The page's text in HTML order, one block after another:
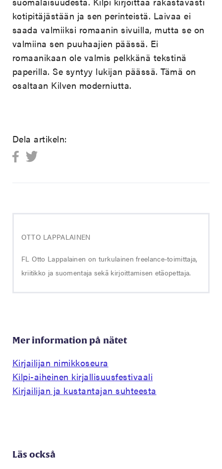
kotipitäjästään ja sen perinteistä. Laivaa ei
saada valmiiksi romaanin sivuilla, mutta se on
valmiina sen puuhaajien päässä. Ei
romaanikaan ole valmis pelkkänä tekstinä
paperilla. Se syntyy lukijan päässä. Tämä on
osaltaan Kilven moderniutta.
Dela artikeln:
OTTO LAPPALAINEN
FL Otto Lappalainen on turkulainen freelance-toimittaja,
kriitikko ja suomentaja sekä kirjoittamisen etäopettaja.
Mer information på nätet
Kirjailijan nimikkoseura
Kilpi-aiheinen kirjallisuusfestivaali
Kirjailijan ja kustantajan suhteesta
Läs också